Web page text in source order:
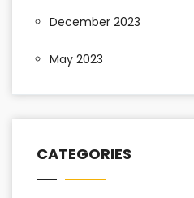
December 2023
May 2023
CATEGORIES